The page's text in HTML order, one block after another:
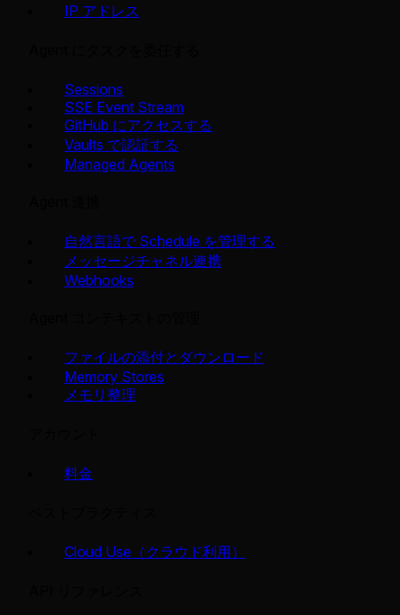
IP アドレス
Sessions
SSE Event Stream
GitHub にアクセスする
Vaults で認証する
Managed Agents
自然言語で Schedule を管理する
メッセージチャネル連携
Webhooks
ファイルの添付とダウンロード
Memory Stores
メモリ整理
料金
Cloud Use（クラウド利用）